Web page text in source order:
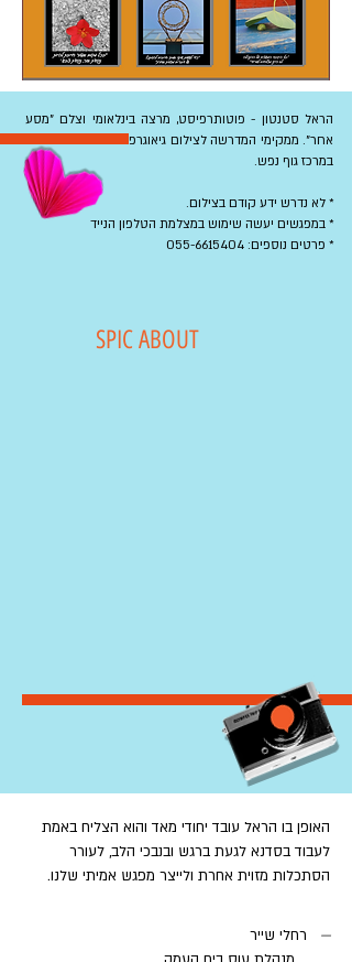
הראל סטנטון - פוטותרפיסט, מרצה בינלאומי וצלם "מסע
אחר". ממקימי המדרשה לצילום גיאוגרפי ומלמד ופוטותרפיה
במרכז גוף נפש.
* לא נדרש ידע קודם בצילום.
* במפגשים יעשה שימוש במצלמת הטלפון הנייד
* פרטים נוספים: 055-6615404
SPIC ABOUT
האופן בו הראל עובד יחודי מאד והוא הצליח באמת
לעבוד בסדנא לגעת ברגש ובנבכי הלב, לעורר
הסתכלות מזוית אחרת ולייצר מפגש אמיתי שלנו.
—
רחלי שייר